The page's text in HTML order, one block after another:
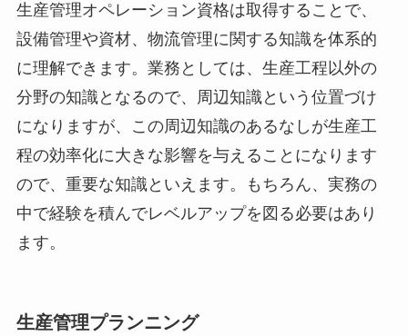
生産管理オペレーション資格は取得することで、
設備管理や資材、物流管理に関する知識を体系的
に理解できます。業務としては、生産工程以外の
分野の知識となるので、周辺知識という位置づけ
になりますが、この周辺知識のあるなしが生産工
程の効率化に大きな影響を与えることになります
ので、重要な知識といえます。もちろん、実務の
中で経験を積んでレベルアップを図る必要はあり
ます。
生産管理プランニング